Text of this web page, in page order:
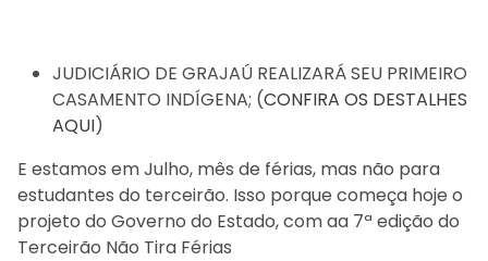
JUDICIÁRIO DE GRAJAÚ REALIZARÁ SEU PRIMEIRO
CASAMENTO INDÍGENA; (CONFIRA OS DESTALHES
AQUI)
E estamos em Julho, mês de férias, mas não para
estudantes do terceirão. Isso porque começa hoje o
projeto do Governo do Estado, com aa 7ª edição do
Terceirão Não Tira Férias